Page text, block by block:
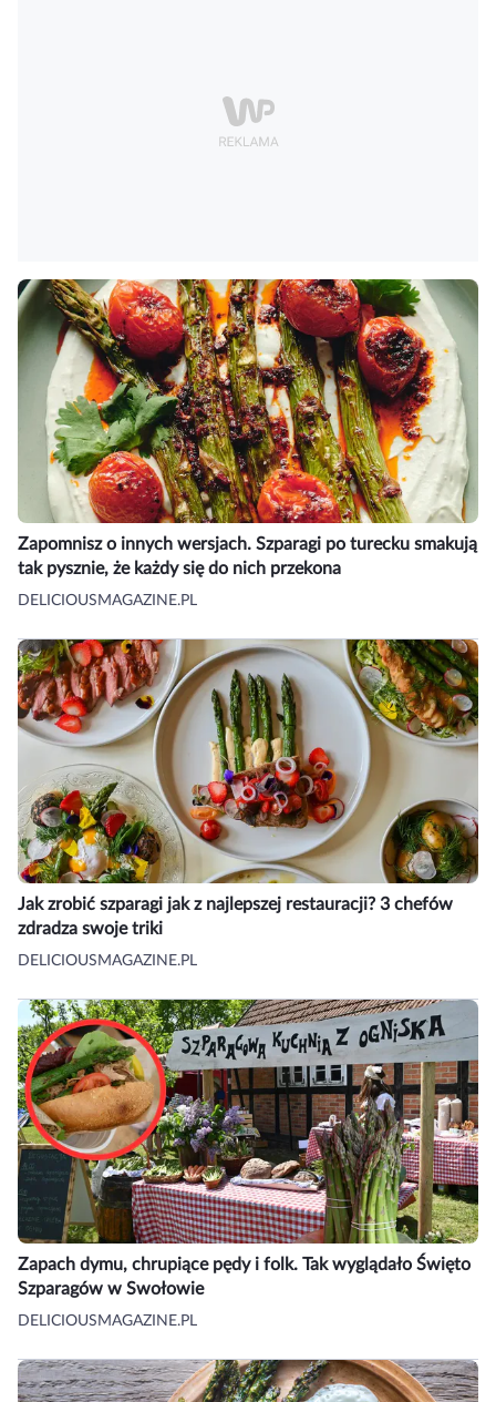
Zapomnisz o innych wersjach. Szparagi po turecku smakują
tak pysznie, że każdy się do nich przekona
DELICIOUSMAGAZINE.PL
Jak zrobić szparagi jak z najlepszej restauracji? 3 chefów
zdradza swoje triki
DELICIOUSMAGAZINE.PL
Zapach dymu, chrupiące pędy i folk. Tak wyglądało Święto
Szparagów w Swołowie
DELICIOUSMAGAZINE.PL